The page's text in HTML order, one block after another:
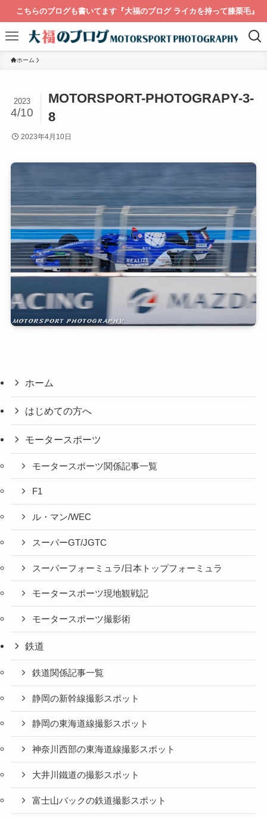
こちらのブログも書いてます『大福のブログ ライカを持って膝栗毛』
ホーム
MOTORSPORT-PHOTOGRAPY-3-
8
2023
4/10
2023年4月10日
ホーム
はじめての方へ
モータースポーツ
モータースポーツ関係記事一覧
F1
ル・マン/WEC
スーパーGT/JGTC
スーパーフォーミュラ/日本トップフォーミュラ
モータースポーツ現地観戦記
モータースポーツ撮影術
鉄道
鉄道関係記事一覧
静岡の新幹線撮影スポット
静岡の東海道線撮影スポット
神奈川西部の東海道線撮影スポット
大井川鐵道の撮影スポット
富士山バックの鉄道撮影スポット